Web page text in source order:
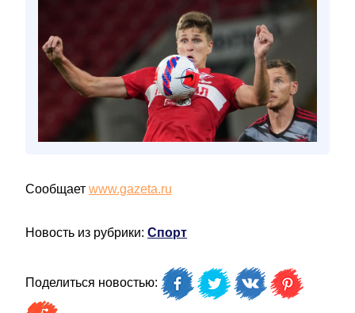
Сообщает www.gazeta.ru
Новость из рубрики: Спорт
Поделиться новостью: